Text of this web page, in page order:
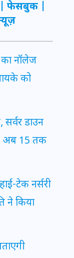
फेसबुक
का नॉलेज
को
सर्वर डाउन
अब 15 तक
टेक नर्सरी
ने किया